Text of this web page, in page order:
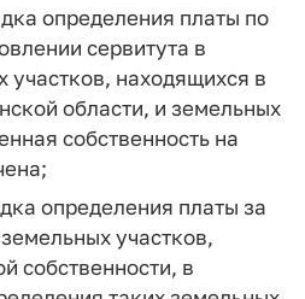
определения платы по
сервитута в
находящихся в
области, и земельных
собственность на
определения платы за
участков,
собственности, в